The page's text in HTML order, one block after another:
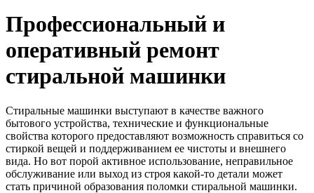
Профессиональный и
оперативный ремонт
стиральной машинки
Стиральные машинки выступают в качестве важного
бытового устройства, технические и функциональные
свойства которого предоставляют возможность справиться со
стиркой вещей и поддерживанием ее чистоты и внешнего
вида. Но вот порой активное использование, неправильное
обслуживание или выход из строя какой-то детали может
стать причиной образования поломки стиральной машинки.